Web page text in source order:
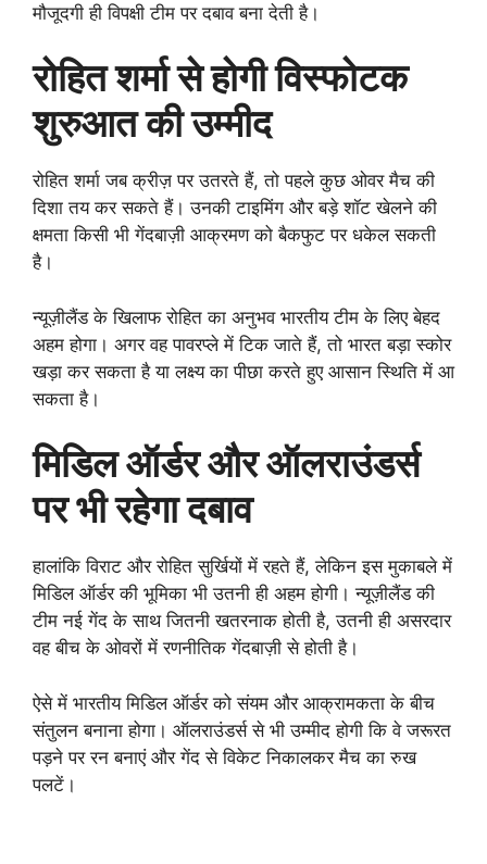
मौजूदगी ही विपक्षी टीम पर दबाव बना देती है।
रोहित शर्मा से होगी विस्फोटक
शुरुआत की उम्मीद
रोहित शर्मा जब क्रीज़ पर उतरते हैं, तो पहले कुछ ओवर मैच की
दिशा तय कर सकते हैं। उनकी टाइमिंग और बड़े शॉट खेलने की
क्षमता किसी भी गेंदबाज़ी आक्रमण को बैकफुट पर धकेल सकती
है।
न्यूज़ीलैंड के खिलाफ रोहित का अनुभव भारतीय टीम के लिए बेहद
अहम होगा। अगर वह पावरप्ले में टिक जाते हैं, तो भारत बड़ा स्कोर
खड़ा कर सकता है या लक्ष्य का पीछा करते हुए आसान स्थिति में आ
सकता है।
मिडिल ऑर्डर और ऑलराउंडर्स
पर भी रहेगा दबाव
हालांकि विराट और रोहित सुर्खियों में रहते हैं, लेकिन इस मुकाबले में
मिडिल ऑर्डर की भूमिका भी उतनी ही अहम होगी। न्यूज़ीलैंड की
टीम नई गेंद के साथ जितनी खतरनाक होती है, उतनी ही असरदार
वह बीच के ओवरों में रणनीतिक गेंदबाज़ी से होती है।
ऐसे में भारतीय मिडिल ऑर्डर को संयम और आक्रामकता के बीच
संतुलन बनाना होगा। ऑलराउंडर्स से भी उम्मीद होगी कि वे जरूरत
पड़ने पर रन बनाएं और गेंद से विकेट निकालकर मैच का रुख
पलटें।